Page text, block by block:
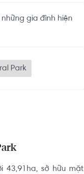
gia đình hiện
Park
43,91ha, sở hữu mặt